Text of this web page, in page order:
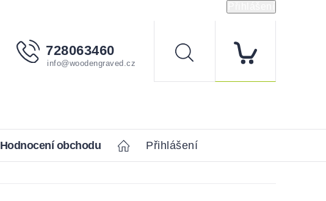
728063460
info@woodengraved.cz
Hledat
Hodnocení obchodu Home Přihlášení